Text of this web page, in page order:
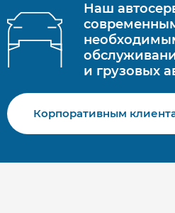
Наш
и грузовых
Корпоративным